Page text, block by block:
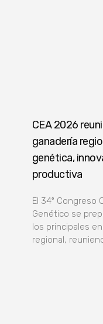
CEA 2026
ganadería
genética,
productiva
El 34º Congreso
Genético se
los principales
regional,